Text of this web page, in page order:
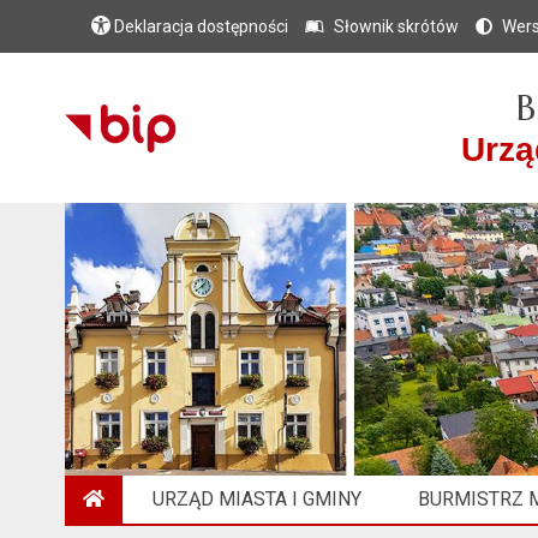
Deklaracja dostępności Słownik skrótów
URZĄD MIASTA I GMINY BURMISTRZ